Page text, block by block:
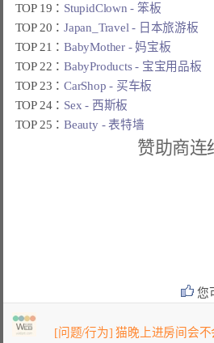
TOP 19： StupidClown - 笨板
TOP 20：Japan_Travel - 日本旅游板
TOP 21：BabyMother - 妈宝板
TOP 22：BabyProducts - 宝宝用品板
TOP 23：CarShop - 买车板
TOP 24： Sex - 西斯板
TOP 25：Beauty - 表特墙
赞助商连
您
[问题/行为] 猫晚上进房间会